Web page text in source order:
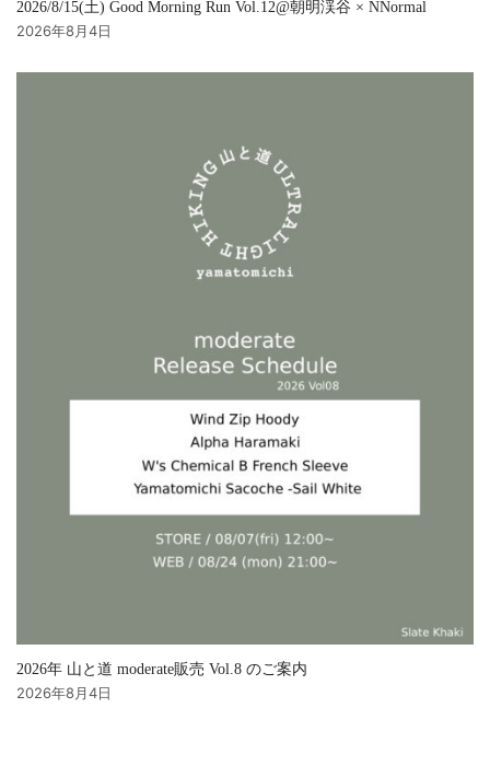
2026/8/15(土) Good Morning Run Vol.12@朝明渓谷 × NNormal
2026年8月4日
2026年 山と道 moderate販売 Vol.8 のご案内
2026年8月4日